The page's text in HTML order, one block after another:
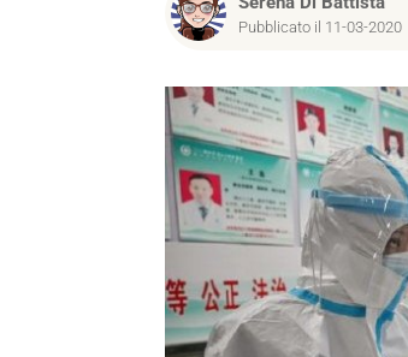
Pubblicato il 11-03-2020